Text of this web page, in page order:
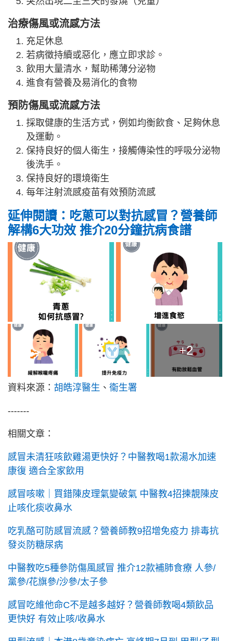
治療傷風或流感方法
充足休息
若病徵持續或惡化，應立即求診。
飲用大量清水，幫助稀薄分泌物
進食有營養及易消化的食物
預防傷風或流感方法
採取健康的生活方式，例如均衡飲食、足夠休息
及運動。
保持良好的個人衛生，接觸傳染性的呼吸分泌物
後洗手。
保持良好的環境衛生
每年注射流感疫苗有效預防流感
延伸閱讀：吃蔥可以對抗感冒？營養師
解構6大功效 推介20分鐘抗病食譜
+2
資料來源： 胡皓淳醫生 、 衞生署
-------
相關文章：
感冒未清狂咳飲雞湯更快好？中醫教喝1款湯水加速
康復 適合全家飲用
感冒咳嗽｜買錯陳皮理氣變破氣 中醫教4招揀靚陳皮
止咳化痰收鼻水
吃乳酪可防感冒流感？營養師教9招增免疫力 排毒抗
發炎防糖尿病
中醫教吃5種參防傷風感冒 推介12款補肺食療 人參/
黨參/花旗參/沙參/太子參
感冒吃維他命C不是越多越好？營養師教喝4類飲品
更快好 有效止咳/收鼻水